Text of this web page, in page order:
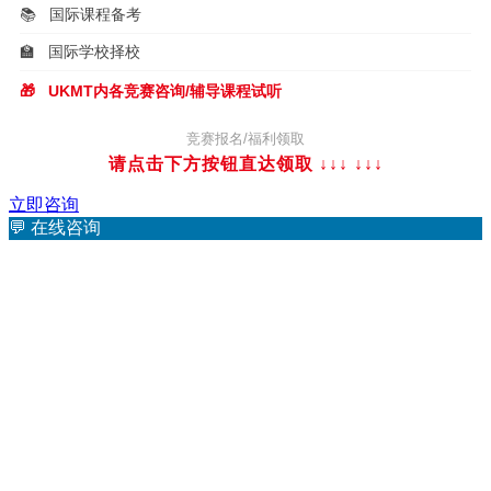
📚 国际课程备考
🏫 国际学校择校
🎁 UKMT内各竞赛咨询/辅导课程试听
竞赛报名/福利领取
请点击下方按钮直达领取 ↓↓↓ ↓↓↓
立即咨询
💬 在线咨询